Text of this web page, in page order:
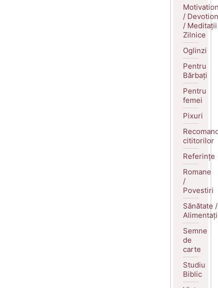
/
/ Meditații
Zilnice
Oglinzi
Pentru
Bărbați
Pentru
femei
Pixuri
cititorilor
Referințe
Romane
/
Povestiri
Sănătate /
Semne
de
carte
Studiu
Biblic